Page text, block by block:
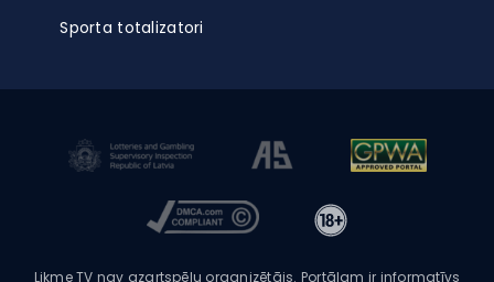
Sporta totalizatori
Likme TV nav azartspēļu organizētājs. Portālam ir informatīvs